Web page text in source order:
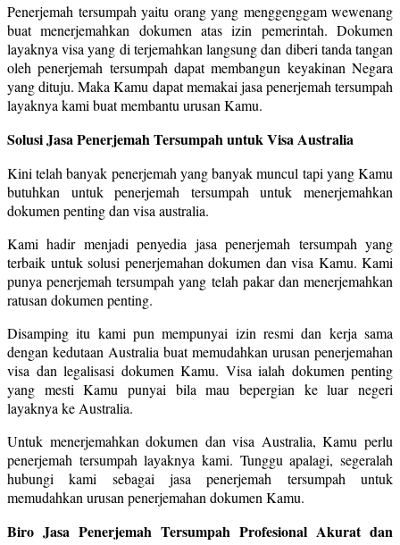
Penerjemah tersumpah yaitu orang yang menggenggam wewenang
buat menerjemahkan dokumen atas izin pemerintah. Dokumen
layaknya visa yang di terjemahkan langsung dan diberi tanda tangan
oleh penerjemah tersumpah dapat membangun keyakinan Negara
yang dituju. Maka Kamu dapat memakai jasa penerjemah tersumpah
layaknya kami buat membantu urusan Kamu.
Solusi Jasa Penerjemah Tersumpah untuk Visa Australia
Kini telah banyak penerjemah yang banyak muncul tapi yang Kamu
butuhkan untuk penerjemah tersumpah untuk menerjemahkan
dokumen penting dan visa australia.
Kami hadir menjadi penyedia jasa penerjemah tersumpah yang
terbaik untuk solusi penerjemahan dokumen dan visa Kamu. Kami
punya penerjemah tersumpah yang telah pakar dan menerjemahkan
ratusan dokumen penting.
Disamping itu kami pun mempunyai izin resmi dan kerja sama
dengan kedutaan Australia buat memudahkan urusan penerjemahan
visa dan legalisasi dokumen Kamu. Visa ialah dokumen penting
yang mesti Kamu punyai bila mau bepergian ke luar negeri
layaknya ke Australia.
Untuk menerjemahkan dokumen dan visa Australia, Kamu perlu
penerjemah tersumpah layaknya kami. Tunggu apalagi, segeralah
hubungi kami sebagai jasa penerjemah tersumpah untuk
memudahkan urusan penerjemahan dokumen Kamu.
Biro Jasa Penerjemah Tersumpah Profesional Akurat dan